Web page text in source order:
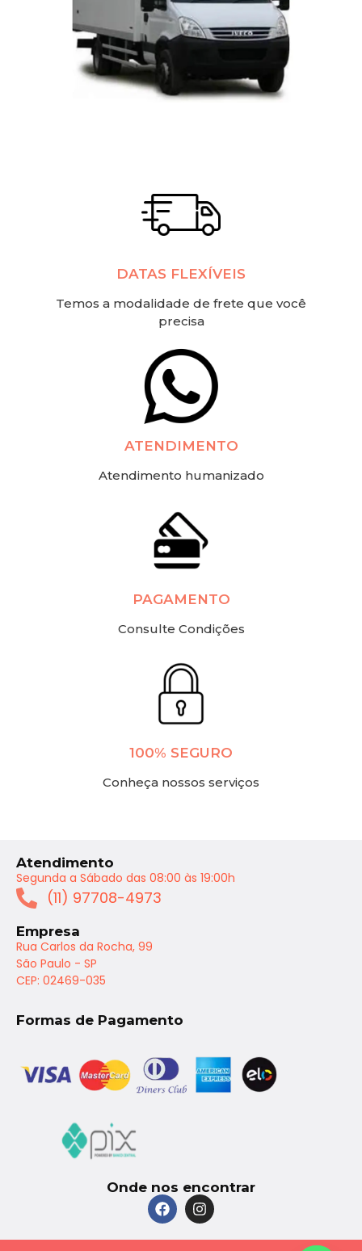
DATAS FLEXÍVEIS
Temos a modalidade de frete que você
precisa
ATENDIMENTO
Atendimento humanizado
PAGAMENTO
Consulte Condições
100% SEGURO
Conheça nossos serviços
Atendimento
Segunda a Sábado das 08:00 às 19:00h
(11) 97708-4973
Empresa
Rua Carlos da Rocha, 99
São Paulo - SP
CEP: 02469-035
Formas de Pagamento
Onde nos encontrar